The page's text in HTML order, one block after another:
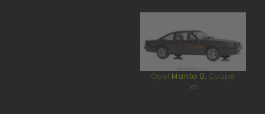
Opel Manta B, Coupé
Ixo